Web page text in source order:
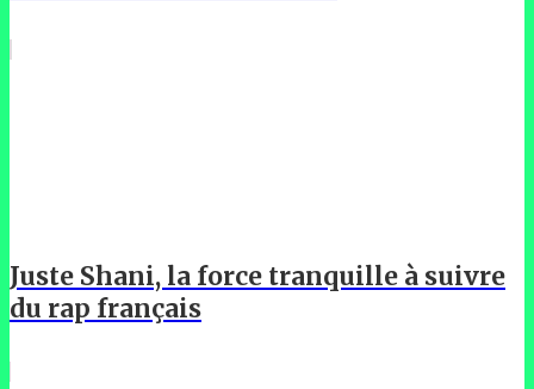
Juste Shani, la force tranquille à suivre
du rap français